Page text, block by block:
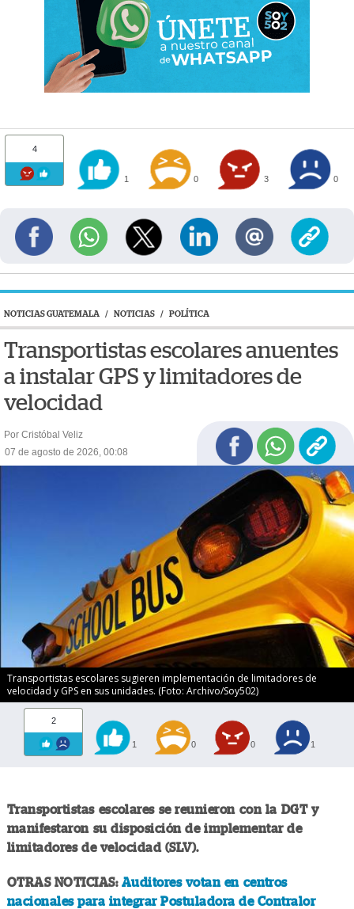
4
1 0 3 0
NOTICIAS GUATEMALA / NOTICIAS / POLÍTICA
Transportistas escolares anuentes
a instalar GPS y limitadores de
velocidad
Por Cristóbal Veliz
07 de agosto de 2026, 00:08
Transportistas escolares sugieren implementación de limitadores de
velocidad y GPS en sus unidades. (Foto: Archivo/Soy502)
2
1 0 0 1
Transportistas escolares se reunieron con la DGT y
manifestaron su disposición de implementar de
limitadores de velocidad (SLV).
OTRAS NOTICIAS: Auditores votan en centros
nacionales para integrar Postuladora de Contralor